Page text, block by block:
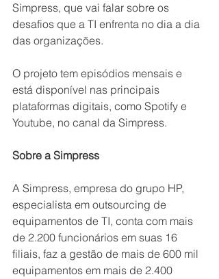
Simpress, que vai falar sobre os
desafios que a TI enfrenta no dia a dia
das organizações.
O projeto tem episódios mensais e
está disponível nas principais
plataformas digitais, como Spotify e
Youtube, no canal da Simpress.
Sobre a Simpress
A Simpress, empresa do grupo HP,
especialista em outsourcing de
equipamentos de TI, conta com mais
de 2.200 funcionários em suas 16
filiais, faz a gestão de mais de 600 mil
equipamentos em mais de 2.400